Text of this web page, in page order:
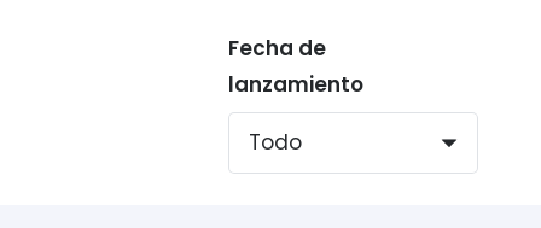
Fecha de
lanzamiento